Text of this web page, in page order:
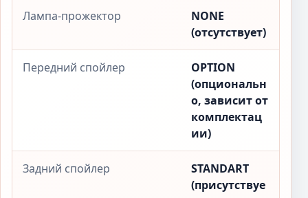
Лампа-прожектор
NONE
(отсутствует)
Передний спойлер
OPTION
(опциональн
о, зависит от
комплектац
ии)
Задний спойлер
STANDART
(присутствуе